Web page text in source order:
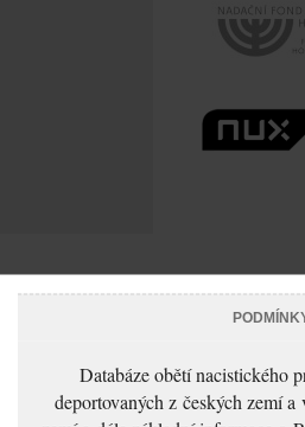
Databáze obětí nacistického
deportovaných z českých zemí